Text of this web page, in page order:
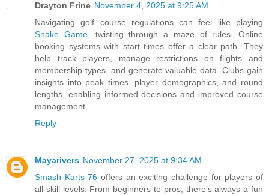
Drayton Frine November 4, 2025 at 9:25 AM
Navigating golf course regulations can feel like playing
Snake Game, twisting through a maze of rules. Online
booking systems with start times offer a clear path. They
help track players, manage restrictions on flights and
membership types, and generate valuable data. Clubs gain
insights into peak times, player demographics, and round
lengths, enabling informed decisions and improved course
management.
Reply
Mayarivers November 27, 2025 at 9:34 AM
Smash Karts 76 offers an exciting challenge for players of
all skill levels. From beginners to pros, there’s always a fun